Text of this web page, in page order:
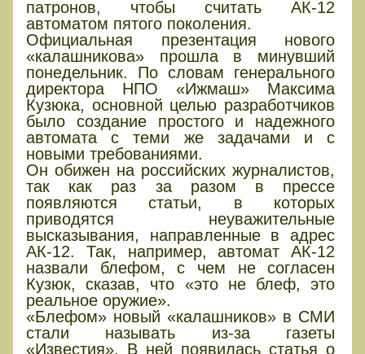
патронов, чтобы считать АК-12
автоматом пятого поколения.
Официальная презентация нового
«калашникова» прошла в минувший
понедельник. По словам генерального
директора НПО «Ижмаш» Максима
Кузюка, основной целью разработчиков
было создание простого и надежного
автомата с теми же задачами и с
новыми требованиями.
Он обижен на российских журналистов,
так как раз за разом в прессе
появляются статьи, в которых
приводятся неуважительные
высказывания, направленные в адрес
АК-12. Так, например, автомат АК-12
назвали блефом, с чем не согласен
Кузюк, сказав, что «это не блеф, это
реальное оружие».
«Блефом» новый «калашников» в СМИ
стали называть из-за газеты
«Известия». В ней появилась статья о